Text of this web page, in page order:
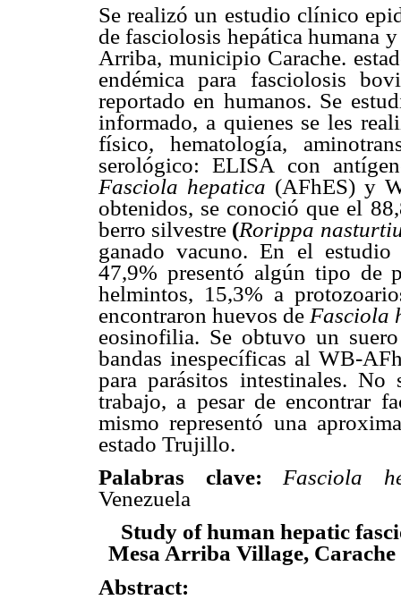
Se realizó un estudio clínico
de fasciolosis hepática humana
Arriba, municipio Carache.
endémica para fasciolosis
reportado en humanos. Se
informado, a quienes se les
físico, hematología,
serológico: ELISA con
Fasciola hepatica (AFhES) y
obtenidos, se conoció que el
berro silvestre (Rorippa
ganado vacuno. En el
47,9% presentó algún tipo de
helmintos, 15,3% a
encontraron huevos de Fasciola
eosinofilia. Se obtuvo un
bandas inespecíficas al WB-
para parásitos intestinales. No
trabajo, a pesar de encontrar
mismo representó una
estado Trujillo.
Palabras clave: Fasciola
Venezuela
Study of human hepatic
Mesa Arriba Village,
Abstract: